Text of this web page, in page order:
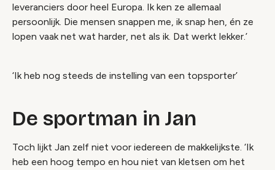
leveranciers door heel Europa. Ik ken ze allemaal
persoonlijk. Die mensen snappen me, ik snap hen, én ze
lopen vaak net wat harder, net als ik. Dat werkt lekker.’
‘Ik heb nog steeds de instelling van een topsporter’
De sportman in Jan
Toch lijkt Jan zelf niet voor iedereen de makkelijkste. ‘Ik
heb een hoog tempo en hou niet van kletsen om het